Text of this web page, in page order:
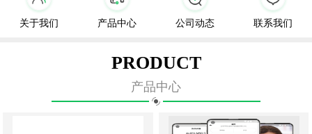
关于我们 产品中心 公司动态 联系我们
PRODUCT
产品中心